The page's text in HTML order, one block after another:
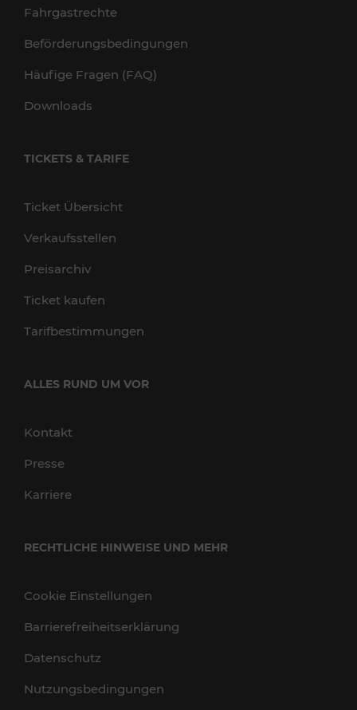
Fahrgastrechte
Beförderungsbedingungen
Häufige Fragen (FAQ)
Downloads
TICKETS & TARIFE
Ticket Übersicht
Verkaufsstellen
Preisarchiv
Ticket kaufen
Tarifbestimmungen
ALLES RUND UM VOR
Kontakt
Presse
Karriere
RECHTLICHE HINWEISE UND MEHR
Cookie Einstellungen
Barrierefreiheitserklärung
Datenschutz
Nutzungsbedingungen